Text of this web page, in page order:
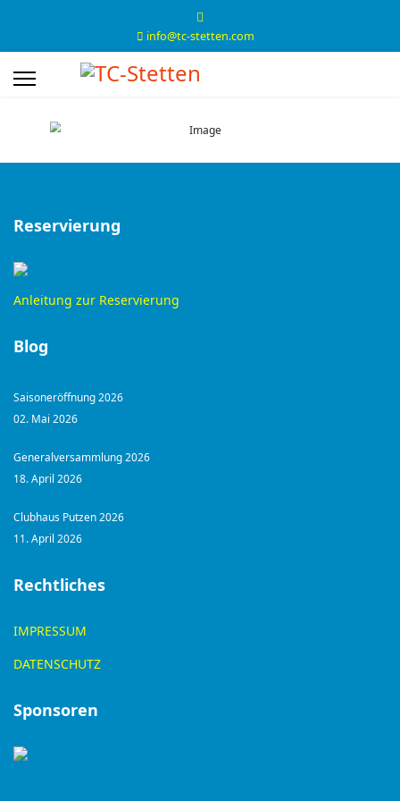
info@tc-stetten.com
Reservierung
Anleitung zur Reservierung
Blog
Saisoneröffnung 2026
02. Mai 2026
Generalversammlung 2026
18. April 2026
Clubhaus Putzen 2026
11. April 2026
Rechtliches
IMPRESSUM
DATENSCHUTZ
Sponsoren